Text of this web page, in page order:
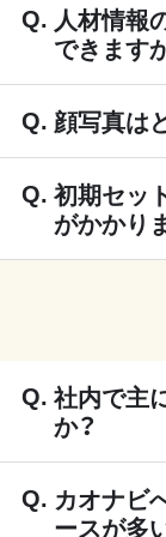
人材情報
できます
顔写真は
初期セッ
がかかり
社内で主
か？
カオナビ
ースが多